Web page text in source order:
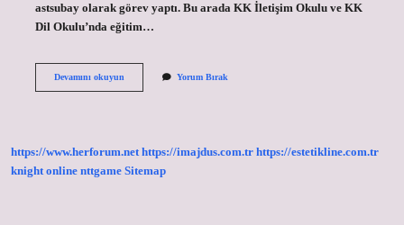
astsubay olarak görev yaptı. Bu arada KK İletişim Okulu ve KK
Dil Okulu’nda eğitim…
Devamını okuyunDış
Yorum Bırak
https://www.herforum.net https://imajdus.com.tr https://estetikline.com.tr
knight online nttgame Sitemap